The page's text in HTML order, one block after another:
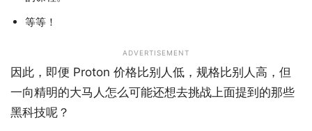
等等！
ADVERTISEMENT
因此，即便 Proton 价格比别人低，规格比别人高，但
一向精明的大马人怎么可能还想去挑战上面提到的那些
黑科技呢？